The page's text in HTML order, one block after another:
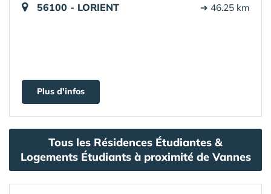
56100 - LORIENT ➔ 46.25 km
Plus d'infos
Tous les Résidences Étudiantes &
Logements Étudiants à proximité de Vannes